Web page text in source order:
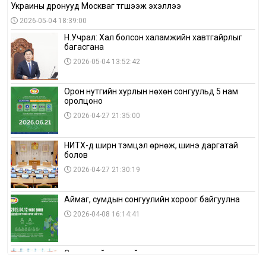
Украины дронууд Москваг түгшээж эхэллээ
2026-05-04 18:39:00
Н.Учрал: Хал болсон халамжийн хавтгайрлыг
багасгана
2026-05-04 13:52:42
Орон нутгийн хурлын нөхөн сонгуульд 5 нам
оролцоно
2026-04-27 21:35:00
НИТХ-д ширүүн тэмцэл өрнөж, шинэ даргатай
болов
2026-04-27 21:30:19
Аймаг, сумдын сонгуулийн хороог байгуулна
2026-04-08 16:14:41
Сонгуулийн хуулийн зөрчил, шалгах,